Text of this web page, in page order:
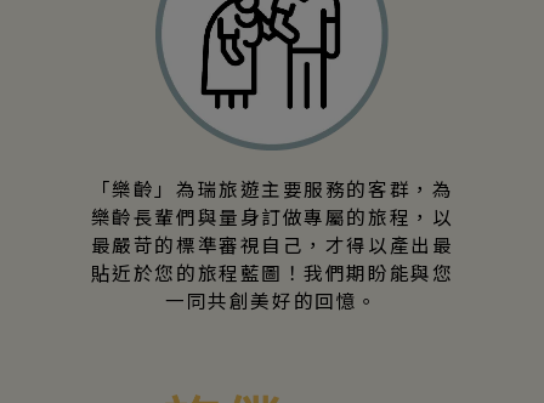
「樂齡」為瑞旅遊主要服務的客群，為
樂齡長輩們與量身訂做專屬的旅程，以
最嚴苛的標準審視自己，才得以產出最
貼近於您的旅程藍圖！我們期盼能與您
一同共創美好的回憶。